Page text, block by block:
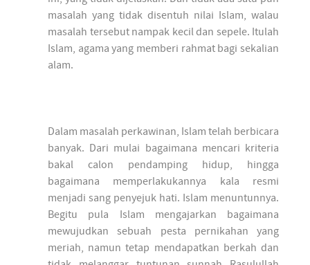
masalah yang tidak disentuh nilai Islam, walau
masalah tersebut nampak kecil dan sepele. Itulah
Islam, agama yang memberi rahmat bagi sekalian
alam.
Dalam masalah perkawinan, Islam telah berbicara
banyak. Dari mulai bagaimana mencari kriteria
bakal calon pendamping hidup, hingga
bagaimana memperlakukannya kala resmi
menjadi sang penyejuk hati. Islam menuntunnya.
Begitu pula Islam mengajarkan bagaimana
mewujudkan sebuah pesta pernikahan yang
meriah, namun tetap mendapatkan berkah dan